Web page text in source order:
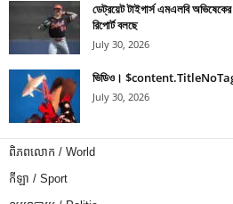
ডেট্রয়েট টাইগার্স এমএলবি
রিপোর্ট বলছে
July 30, 2026
ভিডিও।
July 30, 2026
ពិភពលោក / World
កីឡា / Sport